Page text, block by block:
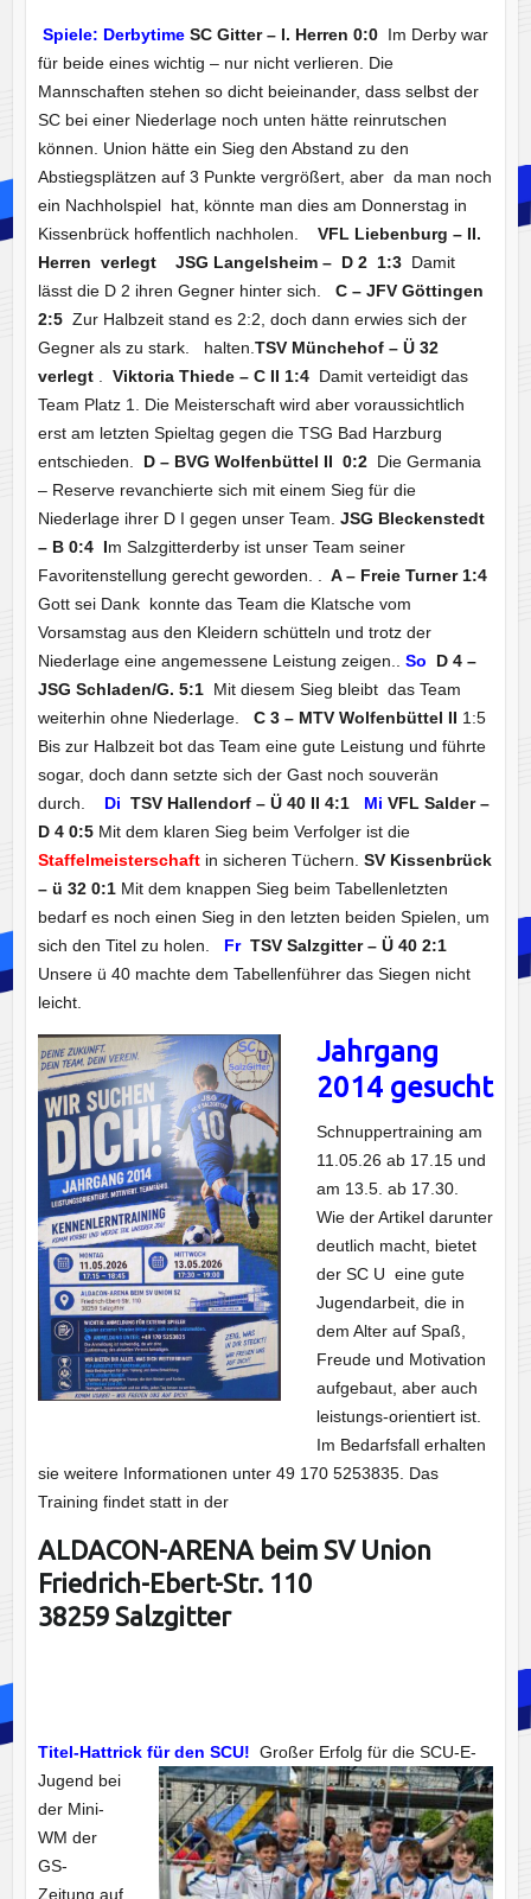
Spiele: Derbytime SC Gitter – I. Herren 0:0Im Derby war
für beide eines wichtig – nur nicht verlieren. Die
Mannschaften stehen so dicht beieinander, dass selbst der
SC bei einer Niederlage noch unten hätte reinrutschen
können. Union hätte ein Sieg den Abstand zu den
Abstiegsplätzen auf 3 Punkte vergrößert, aber da man noch
ein Nachholspiel hat, könnte man dies am Donnerstag in
Kissenbrück hoffentlich nachholen. VFL Liebenburg – II.
Herren verlegt
JSG Langelsheim – D 2 1:3 Damit
lässt die D 2 ihren Gegner hinter sich. C – JFV Göttingen
2:5 Zur Halbzeit stand es 2:2, doch dann erwies sich der
Gegner als zu stark. halten.TSV Münchehof – Ü 32
verlegt. Viktoria Thiede – C II 1:4 Damit verteidigt das
Team Platz 1. Die Meisterschaft wird aber voraussichtlich
erst am letzten Spieltag gegen die TSG Bad Harzburg
entschieden. D – BVG Wolfenbüttel II 0:2Die Germania
– Reserve revanchierte sich mit einem Sieg für die
Niederlage ihrer D I gegen unser Team. JSG Bleckenstedt
– B 0:4 Im Salzgitterderby ist unser Team seiner
Favoritenstellung gerecht geworden. . A – Freie Turner 1:4
Gott sei Dank konnte das Team die Klatsche vom
Vorsamstag aus den Kleidern schütteln und trotz der
Niederlage eine angemessene Leistung zeigen.. So
D 4 –
JSG Schladen/G. 5:1Mit diesem Sieg bleibt das Team
weiterhin ohne Niederlage. C 3 – MTV Wolfenbüttel II 1:5
Bis zur Halbzeit bot das Team eine gute Leistung und führte
sogar, doch dann setzte sich der Gast noch souverän
durch. Di TSV Hallendorf – Ü 40 II 4:1 Mi VFL Salder –
D 4 0:5Mit dem klaren Sieg beim Verfolger ist die
Staffelmeisterschaft in sicheren Tüchern. SV Kissenbrück
– ü 32 0:1Mit dem knappen Sieg beim Tabellenletzten
bedarf es noch einen Sieg in den letzten beiden Spielen, um
sich den Titel zu holen. Fr TSV Salzgitter – Ü 40 2:1
Unsere ü 40 machte dem Tabellenführer das Siegen nicht
leicht.
Jahrgang
2014 gesucht
Schnuppertraining am
11.05.26 ab 17.15 und
am 13.5. ab 17.30.
Wie der Artikel darunter
deutlich macht, bietet
der SC U eine gute
Jugendarbeit, die in
dem Alter auf Spaß,
Freude und Motivation
aufgebaut, aber auch
leistungs-orientiert ist.
Im Bedarfsfall erhalten
sie weitere Informationen unter 49 170 5253835. Das
Training findet statt in der
ALDACON-ARENA beim SV Union
Friedrich-Ebert-Str. 110
38259 Salzgitter
Titel-Hattrick für den SCU! Großer Erfolg für die SCU-E-
Jugend bei
der Mini-
WM der
GS-
Zeitung auf